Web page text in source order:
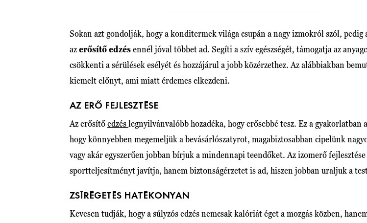
Sokan azt gondolják, hogy a konditermek világa csupán a nagy izmokról szól, pedig
azerősítő edzésennél jóval többet ad. Segíti a szív egészségét, támogatja az
csökkenti a sérülések esélyét és hozzájárul a jobb közérzethez. Az alábbiakban
kiemelt előnyt, ami miatt érdemes elkezdeni.
AZ ERŐ FEJLESZTÉSE
Az erősítőedzéslegnyilvánvalóbb hozadéka, hogy erősebbé tesz. Ez a gyakorlatban
hogy könnyebben megemeljük a bevásárlószatyrot, magabiztosabban cipelünk
vagy akár egyszerűen jobban bírjuk a mindennapi teendőket. Az izomerő fejlesztése
sportteljesítményt javítja, hanem biztonságérzetet is ad, hiszen jobban uraljuk a
ZSÍRÉGETÉS HATÉKONYAN
Kevesen tudják, hogy a súlyzós edzés nemcsak kalóriát éget a mozgás közben,